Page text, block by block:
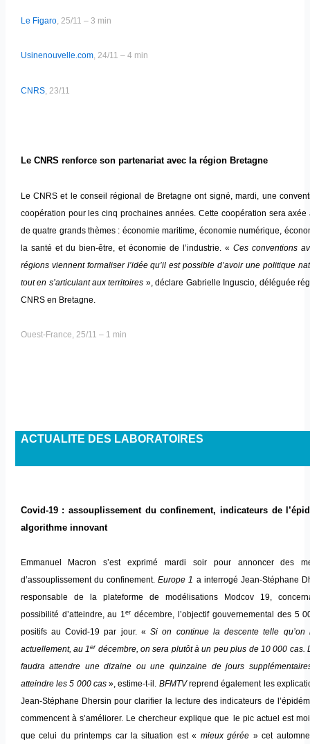
Le Figaro, 25/11 – 3 min
Usinenouvelle.com, 24/11 – 4 min
CNRS, 23/11
Le CNRS renforce son partenariat avec la région Bretagne
Le CNRS et le conseil régional de Bretagne ont signé, mardi, une
coopération pour les cinq prochaines années. Cette coopération sera axée
de quatre grands thèmes : économie maritime, économie numérique,
la santé et du bien-être, et économie de l’industrie. «Ces conventions
régions viennent formaliser l’idée qu’il est possible d’avoir une politique
tout en s’articulant aux territoires », déclare Gabrielle Inguscio, déléguée
CNRS en Bretagne.
Ouest-France, 25/11 – 1 min
ACTUALITE DES LABORATOIRES
Covid-19 : assouplissement du confinement, indicateurs de
algorithme innovant
Emmanuel Macron s’est exprimé mardi soir pour annoncer des
d’assouplissement du confinement.Europe 1 a interrogé Jean-Stéphane
responsable de la plateforme de modélisations Modcov 19,
possibilité d’atteindre, au 1er décembre, l’objectif gouvernemental des 5
positifs au Covid-19 par jour. «Si on continue la descente telle qu’on
actuellement, au 1erdécembre, on sera plutôt à un peu plus de 10 000 cas.
faudra attendre une dizaine ou une quinzaine de jours
atteindre les 5 000 cas», estime-t-il. BFMTVreprend également les
Jean-Stéphane Dhersin pour clarifier la lecture des indicateurs de
commencent à s’améliorer. Le chercheur explique que
le pic actuel est
que celui du printemps car la situation est « mieux gérée » cet